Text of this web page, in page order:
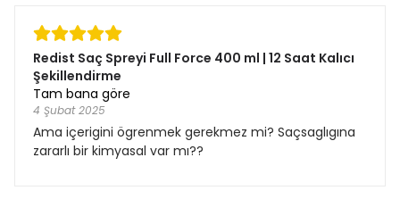
Redist Saç Spreyi Full Force 400 ml | 12 Saat Kalıcı
Şekillendirme
Tam bana göre
4 Şubat 2025
Ama içerigini ögrenmek gerekmez mi? Saçsaglıgına
zararlı bir kimyasal var mı??